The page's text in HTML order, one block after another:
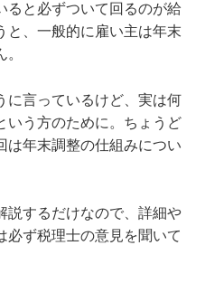
ると必ずついて回るのが給
と、一般的に雇い主は年末
に言っているけど、実は何
う方のために。ちょうど
は年末調整の仕組みについ
説するだけなので、詳細や
必ず税理士の意見を聞いて